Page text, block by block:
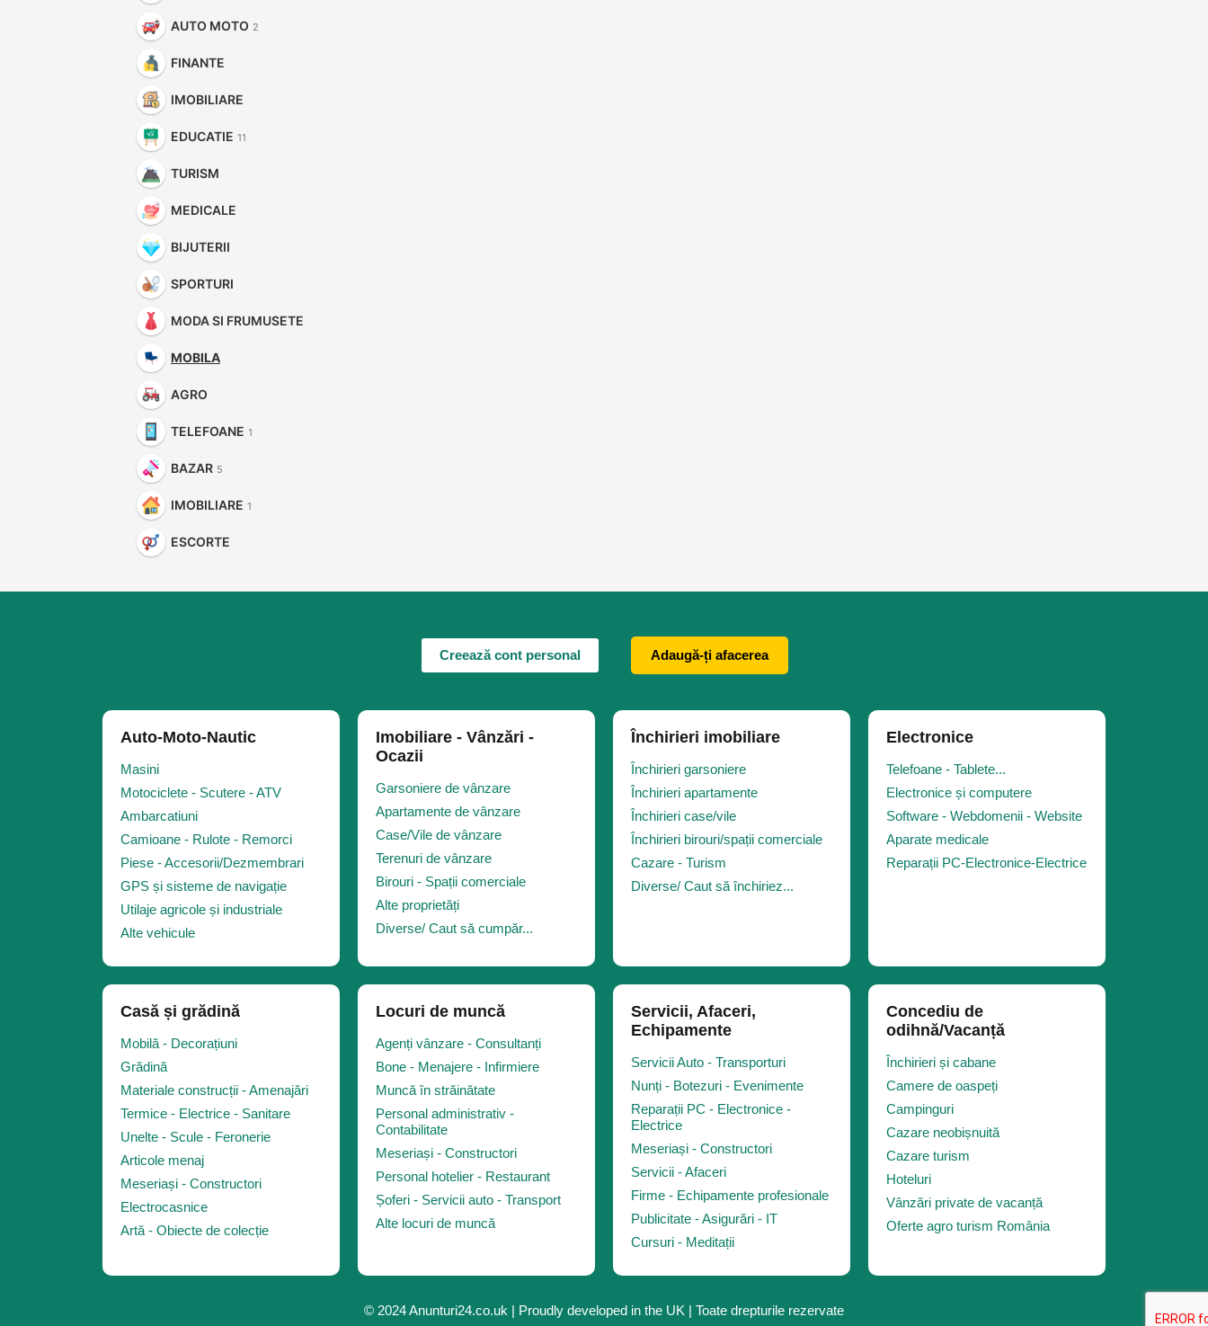
AUTO MOTO 2
FINANTE
IMOBILIARE
EDUCATIE 11
TURISM
MEDICALE
BIJUTERII
SPORTURI
MODA SI FRUMUSETE
MOBILA
AGRO
TELEFOANE 1
BAZAR 5
IMOBILIARE 1
ESCORTE
Creează cont personal Adaugă-ți afacerea
Auto-Moto-Nautic
Masini
Motociclete - Scutere - ATV
Ambarcatiuni
Camioane - Rulote - Remorci
Piese - Accesorii/Dezmembrari
GPS și sisteme de navigație
Utilaje agricole și industriale
Alte vehicule
Imobiliare - Vânzări -
Ocazii
Garsoniere de vânzare
Apartamente de vânzare
Case/Vile de vânzare
Terenuri de vânzare
Birouri - Spații comerciale
Alte proprietăți
Diverse/ Caut să cumpăr...
Închirieri imobiliare
Închirieri garsoniere
Închirieri apartamente
Închirieri case/vile
Închirieri birouri/spații comerciale
Cazare - Turism
Diverse/ Caut să închiriez...
Electronice
Telefoane - Tablete...
Electronice și computere
Software - Webdomenii - Website
Aparate medicale
Reparații PC-Electronice-Electrice
Casă și grădină
Mobilă - Decorațiuni
Grădină
Materiale construcții - Amenajări
Termice - Electrice - Sanitare
Unelte - Scule - Feronerie
Articole menaj
Meseriași - Constructori
Electrocasnice
Artă - Obiecte de colecție
Locuri de muncă
Agenți vânzare - Consultanți
Bone - Menajere - Infirmiere
Muncă în străinătate
Personal administrativ -
Contabilitate
Meseriași - Constructori
Personal hotelier - Restaurant
Șoferi - Servicii auto - Transport
Alte locuri de muncă
Servicii, Afaceri,
Echipamente
Servicii Auto - Transporturi
Nunți - Botezuri - Evenimente
Reparații PC - Electronice -
Electrice
Meseriași - Constructori
Servicii - Afaceri
Firme - Echipamente profesionale
Publicitate - Asigurări - IT
Cursuri - Meditații
Concediu de
odihnă/Vacanță
Închirieri și cabane
Camere de oaspeți
Campinguri
Cazare neobișnuită
Cazare turism
Hoteluri
Vânzări private de vacanță
Oferte agro turism România
© 2024 Anunturi24.co.uk | Proudly developed in the UK | Toate drepturile rezervate